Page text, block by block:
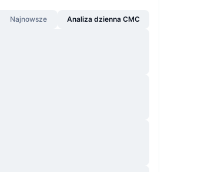
Najnowsze Analiza dzienna CMC